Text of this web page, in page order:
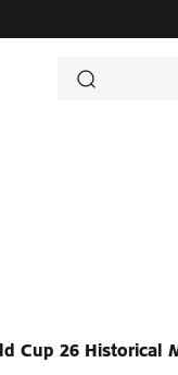
Cup 26™ Historical